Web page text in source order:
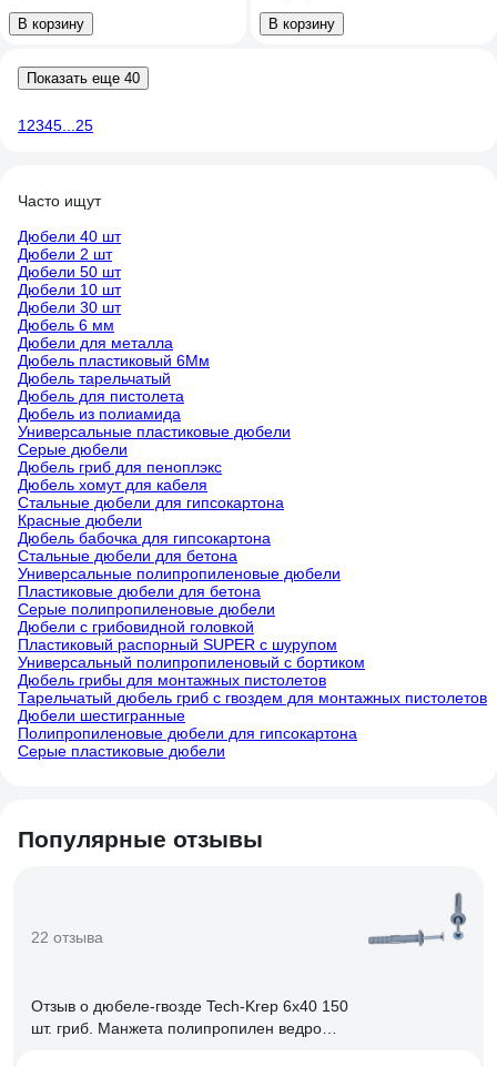
В корзину В корзину
Показать еще 40
1 2345 25
Часто ищут
Дюбели 40 шт
Дюбели 2 шт
Дюбели 50 шт
Дюбели 10 шт
Дюбели 30 шт
Дюбель 6 мм
Дюбели для металла
Дюбель пластиковый 6Мм
Дюбель тарельчатый
Дюбель для пистолета
Дюбель из полиамида
Универсальные пластиковые дюбели
Серые дюбели
Дюбель гриб для пеноплэкс
Дюбель хомут для кабеля
Стальные дюбели для гипсокартона
Красные дюбели
Дюбель бабочка для гипсокартона
Стальные дюбели для бетона
Универсальные полипропиленовые дюбели
Пластиковые дюбели для бетона
Серые полипропиленовые дюбели
Дюбели с грибовидной головкой
Пластиковый распорный SUPER с шурупом
Универсальный полипропиленовый с бортиком
Дюбель грибы для монтажных пистолетов
Тарельчатый дюбель гриб с гвоздем для монтажных пистолетов
Дюбели шестигранные
Полипропиленовые дюбели для гипсокартона
Серые пластиковые дюбели
Популярные отзывы
22 отзыва
Отзыв о дюбеле-гвозде Tech-Krep 6х40 150
шт. гриб. Манжета полипропилен ведро